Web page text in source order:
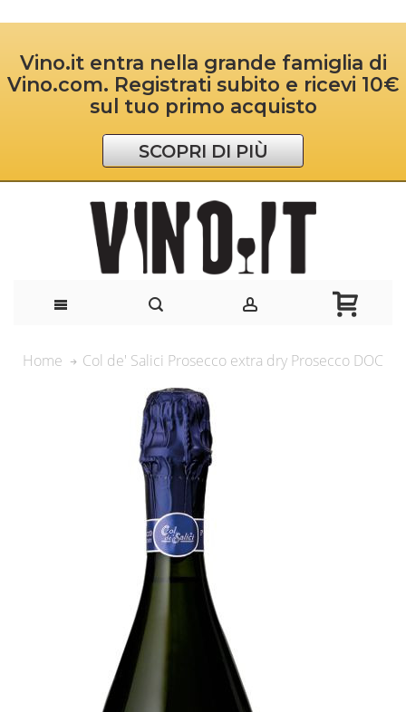
Vino.it entra nella grande famiglia di
Vino.com. Registrati subito e ricevi 10€
sul tuo primo acquisto
SCOPRI DI PIÙ
Home Col de' Salici Prosecco extra dry Prosecco DOC